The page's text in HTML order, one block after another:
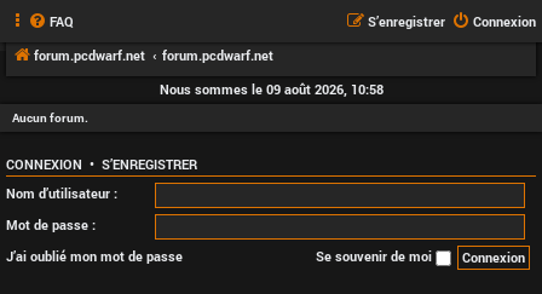
FAQ Connexion
S’enregistrer
forum.pcdwarf.net
forum.pcdwarf.net
Nous sommes le 09 août 2026, 10:58
Aucun forum.
CONNEXION • S’ENREGISTRER
Nom d’utilisateur :
Mot de passe :
J’ai oublié mon mot de passe
Se souvenir de moi